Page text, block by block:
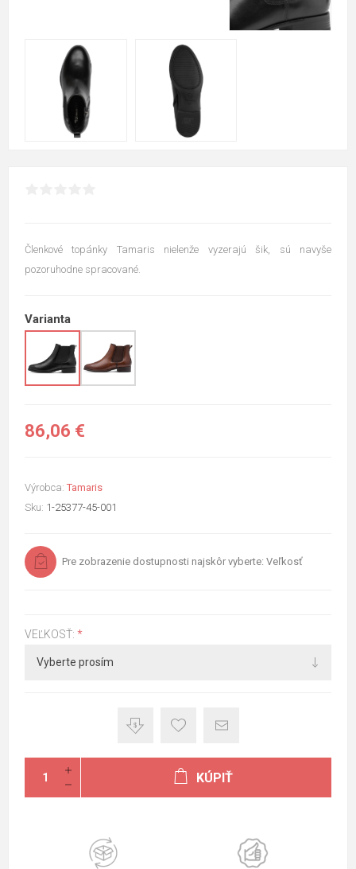
Členkové topánky Tamaris nielenže vyzerajú šik, sú navyše
pozoruhodne spracované.
Varianta
86,06 €
Výrobca: Tamaris
Sku: 1-25377-45-001
Pre zobrazenie dostupnosti najskôr vyberte: Veľkosť
VEĽKOSŤ: *
KÚPIŤ